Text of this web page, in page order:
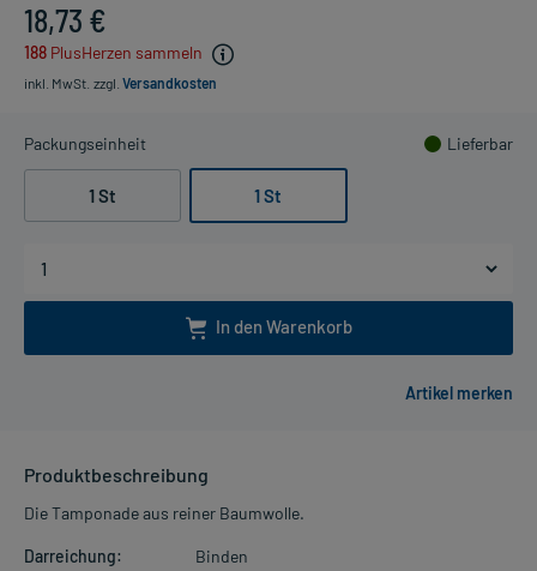
18,73 €
188 PlusHerzen sammeln
inkl. MwSt. zzgl. Versandkosten
Packungseinheit Lieferbar
1 St 1 St
In den Warenkorb
Produktbeschreibung
Die Tamponade aus reiner Baumwolle.
Darreichung:
Binden